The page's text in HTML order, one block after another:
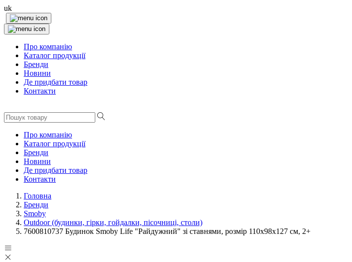
uk
Про компанію
Каталог продукції
Бренди
Новини
Де придбати товар
Контакти
Про компанію
Каталог продукції
Бренди
Новини
Де придбати товар
Контакти
Головна
Бренди
Smoby
Outdoor (будинки, гірки, гойдалки, пісочниці, столи)
7600810737 Будинок Smoby Life "Райдужний" зі ставнями, розмір 110х98х127 см, 2+